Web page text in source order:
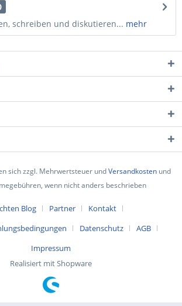
schreiben und diskutieren... mehr
sich zzgl. Mehrwertsteuer undVersandkostenund
wenn nicht anders beschrieben
Blog Partner
Kontakt
Datenschutz
AGB
Impressum
Realisiert mit Shopware